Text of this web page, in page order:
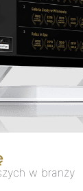
w branży